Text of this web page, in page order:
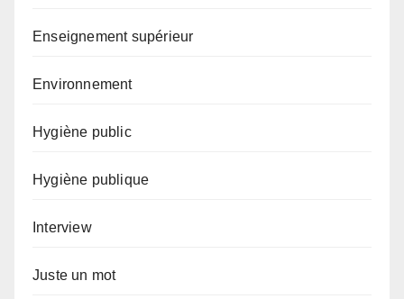
Enseignement supérieur
Environnement
Hygiène public
Hygiène publique
Interview
Juste un mot